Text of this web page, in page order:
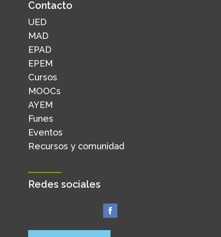
Contacto
UED
MAD
EPAD
EPEM
Cursos
MOOCs
AYEM
Funes
Eventos
Recursos y comunidad
Redes sociales